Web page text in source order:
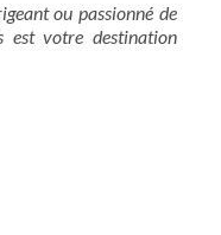
ou passionné de
est votre destination